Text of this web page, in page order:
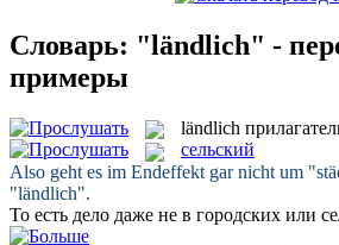
Словарь: "ländlich" -
примеры
ländlich
сельский
Also geht es im Endeffekt gar nicht um
"ländlich".
То есть дело даже не в городских или